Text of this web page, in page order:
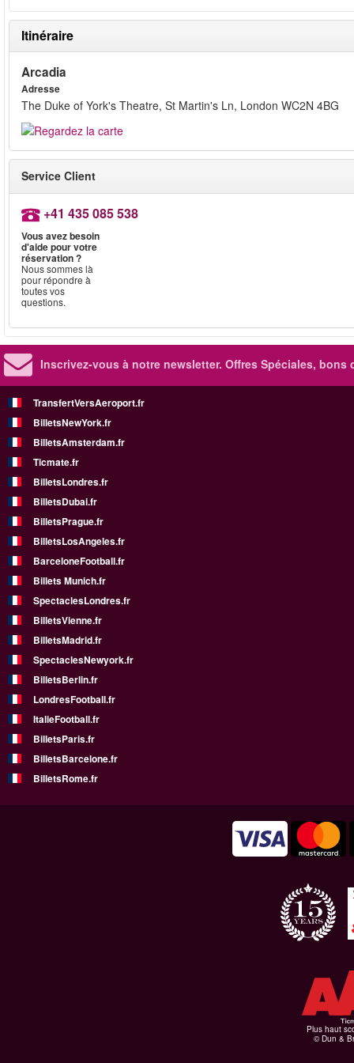
Itinéraire
Arcadia
Adresse
The Duke of York's Theatre, St Martin's Ln, London WC2N 4BG
Service Client
+41 435 085 538
Vous avez besoin
d'aide pour votre
réservation ?
Nous sommes là
pour répondre à
toutes vos
questions.
Inscrivez-vous à notre newsletter. Offres Spéciales, bons
TransfertVersAeroport.fr
BilletsNewYork.fr
BilletsAmsterdam.fr
Ticmate.fr
BilletsLondres.fr
BilletsDubai.fr
BilletsPrague.fr
BilletsLosAngeles.fr
BarceloneFootball.fr
Billets Munich.fr
SpectaclesLondres.fr
BilletsVienne.fr
BilletsMadrid.fr
SpectaclesNewyork.fr
BilletsBerlin.fr
LondresFootball.fr
ItalieFootball.fr
BilletsParis.fr
BilletsBarcelone.fr
BilletsRome.fr
Plus haut
© Dun &